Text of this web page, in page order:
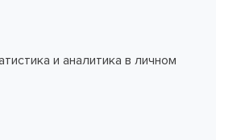
и аналитика в личном